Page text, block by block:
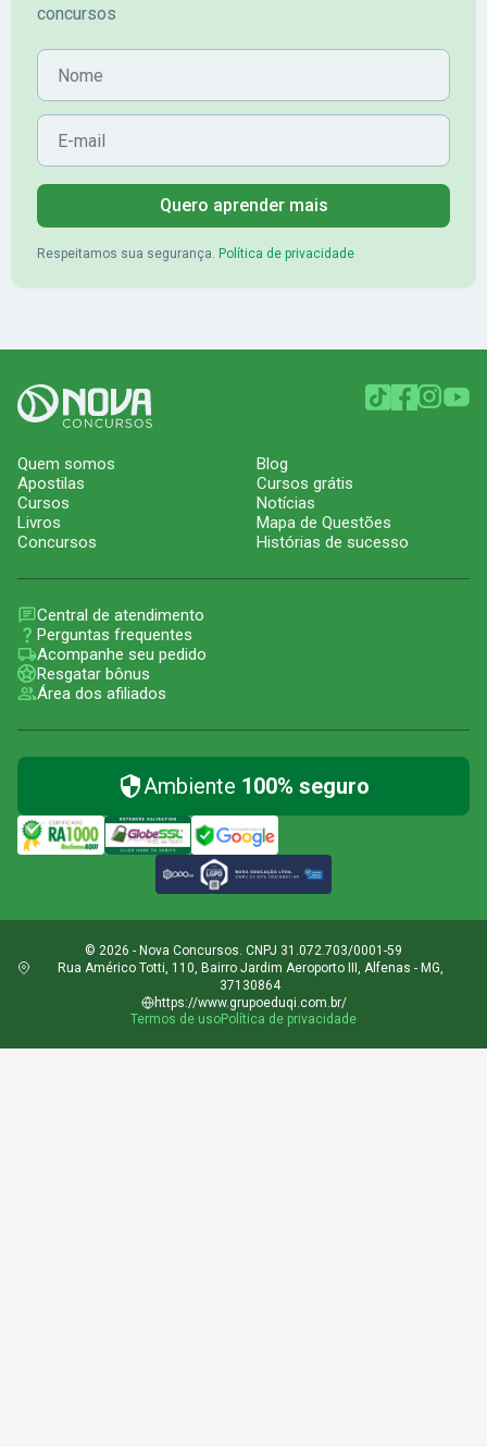
concursos
Nome
E-mail
Quero aprender mais
Respeitamos sua segurança. Política de privacidade
Quem somos
Apostilas
Cursos
Livros
Concursos
Blog
Cursos grátis
Notícias
Mapa de Questões
Histórias de sucesso
Central de atendimento
Perguntas frequentes
Acompanhe seu pedido
Resgatar bônus
Área dos afiliados
Ambiente 100% seguro
© 2026 - Nova Concursos. CNPJ 31.072.703/0001-59
Rua Américo Totti, 110, Bairro Jardim Aeroporto III, Alfenas - MG,
37130864
https://www.grupoeduqi.com.br/
Termos de usoPolítica de privacidade